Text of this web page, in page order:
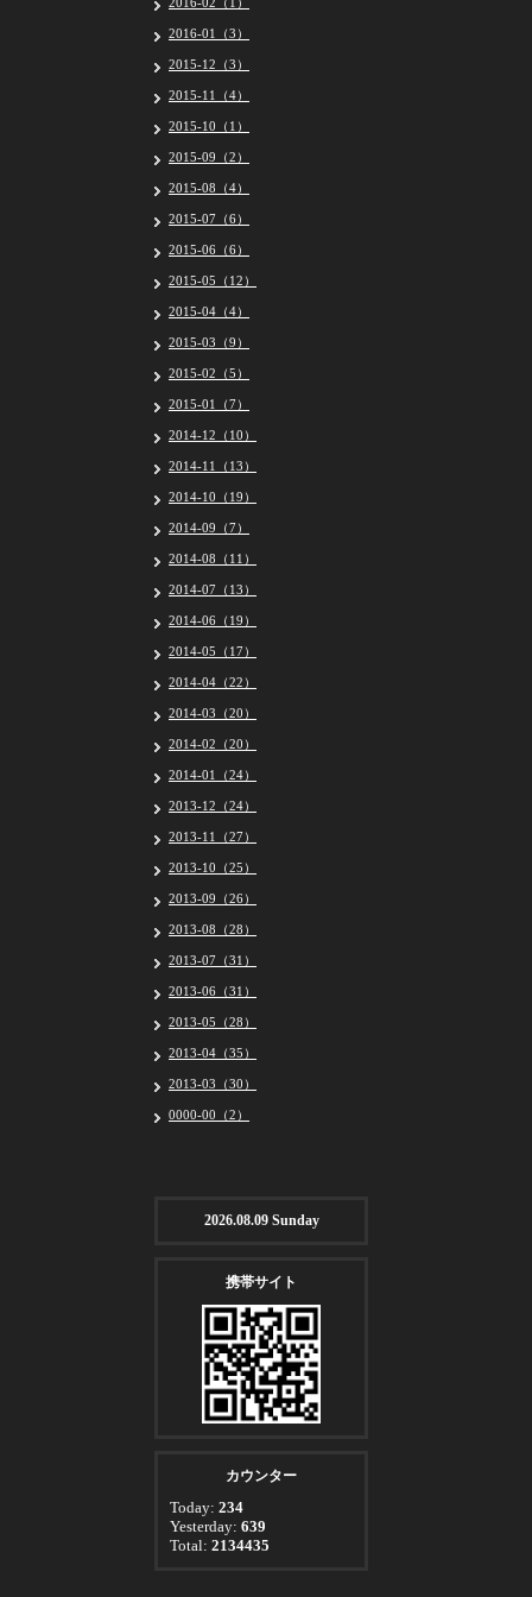
2016-01（3）
2015-12（3）
2015-11（4）
2015-10（1）
2015-09（2）
2015-08（4）
2015-07（6）
2015-06（6）
2015-05（12）
2015-04（4）
2015-03（9）
2015-02（5）
2015-01（7）
2014-12（10）
2014-11（13）
2014-10（19）
2014-09（7）
2014-08（11）
2014-07（13）
2014-06（19）
2014-05（17）
2014-04（22）
2014-03（20）
2014-02（20）
2014-01（24）
2013-12（24）
2013-11（27）
2013-10（25）
2013-09（26）
2013-08（28）
2013-07（31）
2013-06（31）
2013-05（28）
2013-04（35）
2013-03（30）
0000-00（2）
2026.08.09 Sunday
携帯サイト
カウンター
Today: 234
Yesterday: 639
Total: 2134435